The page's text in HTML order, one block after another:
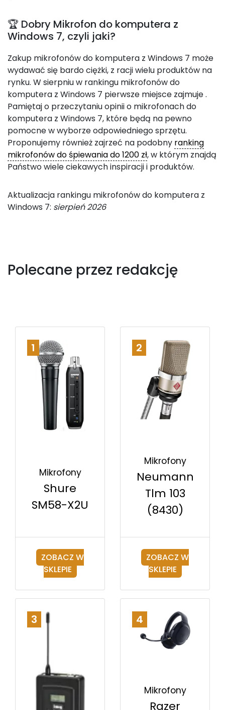
🏆 Dobry Mikrofon do komputera z
Windows 7, czyli jaki?
Zakup mikrofonów do komputera z Windows 7 może
wydawać się bardo ciężki, z racji wielu produktów na
rynku. W sierpniu w rankingu mikrofonów do
komputera z Windows 7 pierwsze miejsce zajmuje.
Pamiętaj o przeczytaniu opinii o mikrofonach do
komputera z Windows 7, które będą na pewno
pomocne w wyborze odpowiedniego sprzętu.
Proponujemy również zajrzeć na podobny ranking
mikrofonów do śpiewania do 1200 zł, w którym znajdą
Państwo wiele ciekawych inspiracji i produktów.
Aktualizacja rankingu mikrofonów do komputera z
Windows 7: sierpień 2026
Polecane przez redakcję
1
Mikrofony
Shure
SM58-X2U
ZOBACZ W
SKLEPIE
2
Mikrofony
Neumann
Tlm 103
(8430)
ZOBACZ W
SKLEPIE
3 4
Mikrofony
Razer